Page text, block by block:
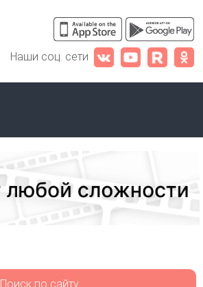
Наши соц. сети
Поиск по сайту